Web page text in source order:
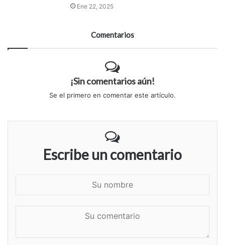
Ene 22, 2025
Comentarios
¡Sin comentarios aún!
Se el primero en comentar este artículo.
Escribe un comentario